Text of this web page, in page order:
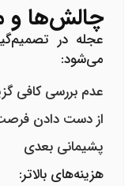
چالش‌ها و
عجله در
می‌شود:
عدم بررسی کافی
از دست دادن
پشیمانی بعدی
هزینه‌های بالاتر: